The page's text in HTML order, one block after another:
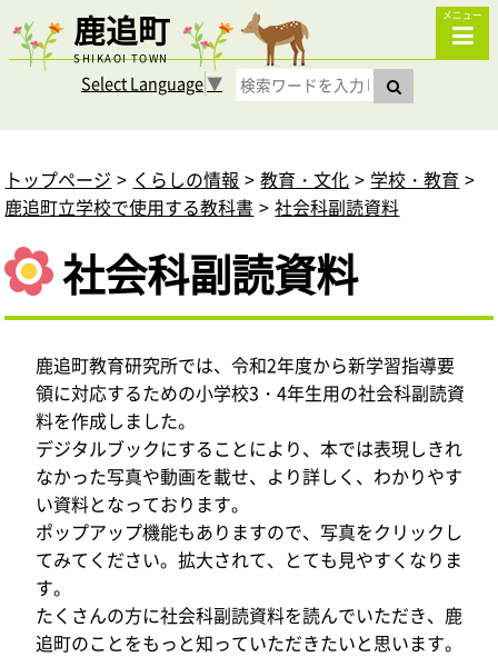
鹿追町
SHIKAOI TOWN
メニュー
Select Language▼
トップページ くらしの情報 教育・文化
学校・教育
鹿追町立学校で使用する教科書
社会科副読資料
社会科副読資料
鹿追町教育研究所では、令和2年度から新学習指導要
領に対応するための小学校3・4年生用の社会科副読資
料を作成しました。
デジタルブックにすることにより、本では表現しきれ
なかった写真や動画を載せ、より詳しく、わかりやす
い資料となっております。
ポップアップ機能もありますので、写真をクリックし
てみてください。拡大されて、とても見やすくなりま
す。
たくさんの方に社会科副読資料を読んでいただき、鹿
追町のことをもっと知っていただきたいと思います。